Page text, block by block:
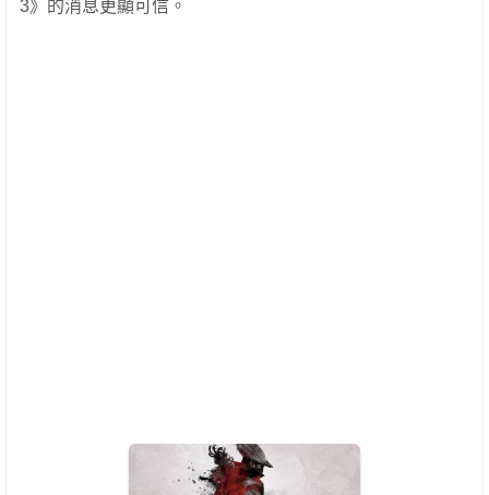
3》的消息更顯可信。